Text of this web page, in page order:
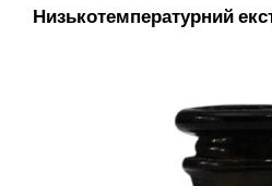
Низькотемпературний